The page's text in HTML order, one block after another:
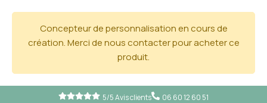
Concepteur de personnalisation en cours de
création. Merci de nous contacter pour acheter ce
produit.
5/5 Avis clients 06 60 12 60 51